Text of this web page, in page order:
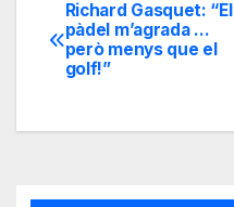
Navegación
de
Richard Gasquet: “El
pàdel m’agrada …
però menys que el
golf!”